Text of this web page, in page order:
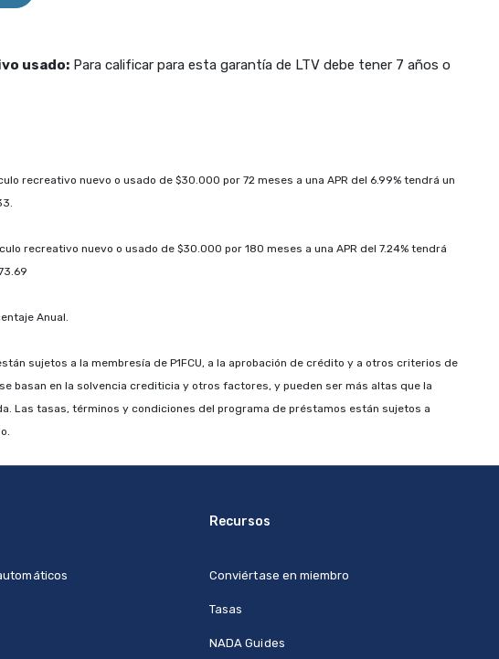
usado:Para calificar para esta garantía de LTV debe tener 7 años o
recreativo nuevo o usado de $30.000 por 72 meses a una APR del 6.99% tendrá un
recreativo nuevo o usado de $30.000 por 180 meses a una APR del 7.24% tendrá
Anual.
sujetos a la membresía de P1FCU, a la aprobación de crédito y a otros criterios de
basan en la solvencia crediticia y otros factores, y pueden ser más altas que la
Las tasas, términos y condiciones del programa de préstamos están sujetos a
Recursos
Conviértase en miembro
Tasas
NADA Guides